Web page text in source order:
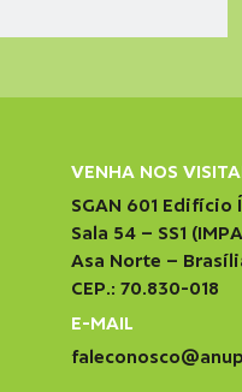
VENHA NOS
SGAN 601 Edifício
Sala 54 – SS1
Asa Norte –
CEP.: 70.830-018
E-MAIL